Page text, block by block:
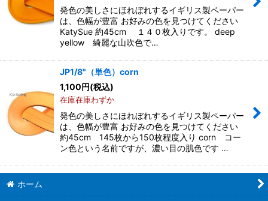
発色の美しさにほれぼれするイギリス製ペーパー
は、色幅が豊富 お好みの色を見つけてください
KatySue 約45cm １４０枚入りです。 deep
yellow 綺麗な山吹色で…
JP1/8"（単色）corn
1,100円(税込)
在庫在庫わずか
発色の美しさにほれぼれするイギリス製ペーパー
は、色幅が豊富 お好みの色を見つけてください
約45cm 145枚から150枚程度入り corn コー
ン色という名前ですが、濃い目の肌色です …
ホーム